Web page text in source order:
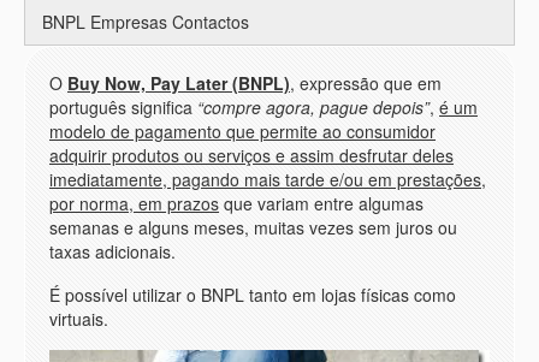
BNPL Empresas Contactos
O Buy Now, Pay Later (BNPL), expressão que em
português significa “compre agora, pague depois”, é um
modelo de pagamento que permite ao consumidor
adquirir produtos ou serviços e assim desfrutar deles
imediatamente, pagando mais tarde e/ou em prestações,
por norma, em prazos que variam entre algumas
semanas e alguns meses, muitas vezes sem juros ou
taxas adicionais.
É possível utilizar o BNPL tanto em lojas físicas como
virtuais.